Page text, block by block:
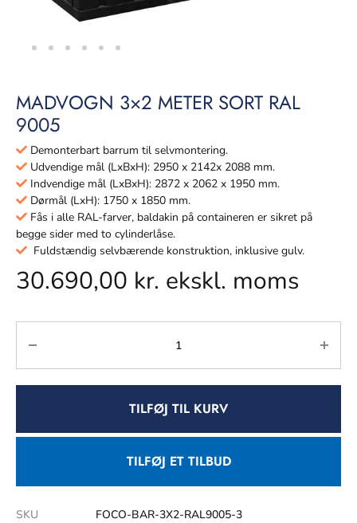
MADVOGN 3×2 METER SORT RAL
9005
Demonterbart barrum til selvmontering.
Udvendige mål (LxBxH): 2950 x 2142x 2088 mm.
Indvendige mål (LxBxH): 2872 x 2062 x 1950 mm.
Dørmål (LxH): 1750 x 1850 mm.
Fås i alle RAL-farver, baldakin på containeren er sikret på
begge sider med to cylinderlåse.
Fuldstændig selvbærende konstruktion, inklusive gulv.
30.690,00 kr. ekskl. moms
TILFØJ TIL KURV
TILFØJ ET TILBUD
SKU
FOCO-BAR-3X2-RAL9005-3